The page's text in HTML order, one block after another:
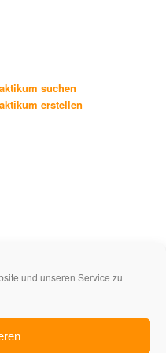
und unseren Service zu
suchen
erstellen